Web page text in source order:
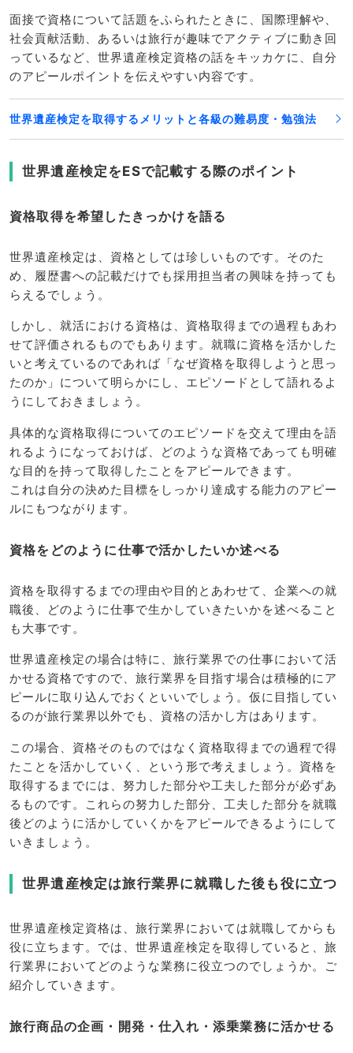
面接で資格について話題をふられたときに、国際理解や、
社会貢献活動、あるいは旅行が趣味でアクティブに動き回
っているなど、世界遺産検定資格の話をキッカケに、自分
のアピールポイントを伝えやすい内容です。
世界遺産検定を取得するメリットと各級の難易度・勉強法
世界遺産検定をESで記載する際のポイント
資格取得を希望したきっかけを語る
世界遺産検定は、資格としては珍しいものです。そのた
め、履歴書への記載だけでも採用担当者の興味を持っても
らえるでしょう。
しかし、就活における資格は、資格取得までの過程もあわ
せて評価されるものでもあります。就職に資格を活かした
いと考えているのであれば「なぜ資格を取得しようと思っ
たのか」について明らかにし、エピソードとして語れるよ
うにしておきましょう。
具体的な資格取得についてのエピソードを交えて理由を語
れるようになっておけば、どのような資格であっても明確
な目的を持って取得したことをアピールできます。
これは自分の決めた目標をしっかり達成する能力のアピー
ルにもつながります。
資格をどのように仕事で活かしたいか述べる
資格を取得するまでの理由や目的とあわせて、企業への就
職後、どのように仕事で生かしていきたいかを述べること
も大事です。
世界遺産検定の場合は特に、旅行業界での仕事において活
かせる資格ですので、旅行業界を目指す場合は積極的にア
ピールに取り込んでおくといいでしょう。仮に目指してい
るのが旅行業界以外でも、資格の活かし方はあります。
この場合、資格そのものではなく資格取得までの過程で得
たことを活かしていく、という形で考えましょう。資格を
取得するまでには、努力した部分や工夫した部分が必ずあ
るものです。これらの努力した部分、工夫した部分を就職
後どのように活かしていくかをアピールできるようにして
いきましょう。
世界遺産検定は旅行業界に就職した後も役に立つ
世界遺産検定資格は、旅行業界においては就職してからも
役に立ちます。では、世界遺産検定を取得していると、旅
行業界においてどのような業務に役立つのでしょうか。ご
紹介していきます。
旅行商品の企画・開発・仕入れ・添乗業務に活かせる